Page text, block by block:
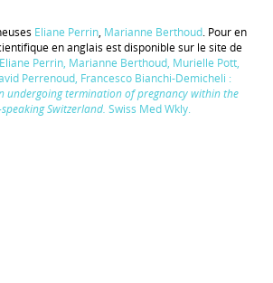
Eliane Perrin, Marianne Berthoud. Pour en
en anglais est disponible sur le site de
Eliane Perrin, Marianne Berthoud, Murielle Pott,
Perrenoud, Francesco Bianchi-Demicheli :
undergoing termination of pregnancy within the
Switzerland. Swiss Med Wkly.